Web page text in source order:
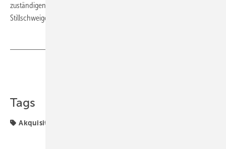
zuständigen Kartellbehörden. Über die Höhe des Kaufpreises wurde
Stillschweigen vereinbart. ■
Tags
Akquisitionen